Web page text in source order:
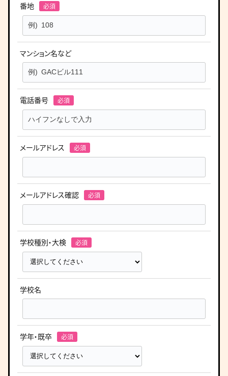
番地
マンション名など
電話番号
メールアドレス
メールアドレス確認
学校種別・大検
学校名
学年・既卒